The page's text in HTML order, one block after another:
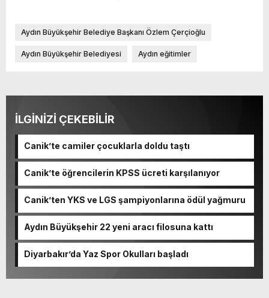
Aydın Büyükşehir Belediye Başkanı Özlem Çerçioğlu
Aydın Büyükşehir Belediyesi Aydın eğitimler
İLGİNİZİ ÇEKEBİLİR
Canik’te camiler çocuklarla doldu taştı
Canik’te öğrencilerin KPSS ücreti karşılanıyor
Canik’ten YKS ve LGS şampiyonlarına ödül yağmuru
Aydın Büyükşehir 22 yeni aracı filosuna kattı
Diyarbakır’da Yaz Spor Okulları başladı